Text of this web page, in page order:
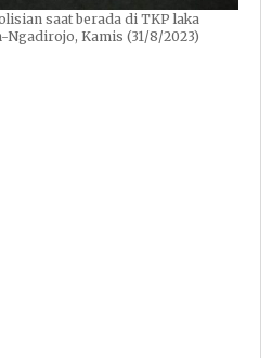
saat berada di TKP laka
Ngadirojo, Kamis (31/8/2023)